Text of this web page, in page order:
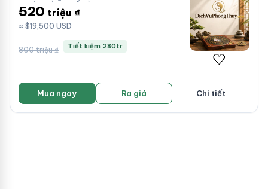
520 triệu ₫
≈ $19,500 USD
800 triệu ₫ Tiết kiệm 280tr
🤍
Mua ngay Ra giá Chi tiết